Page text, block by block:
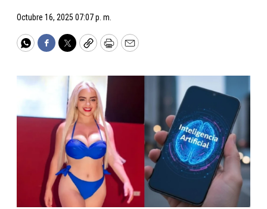
Octubre 16, 2025 07:07 p. m.
WhatsApp
Facebook
TwitterCopyPrintEmail